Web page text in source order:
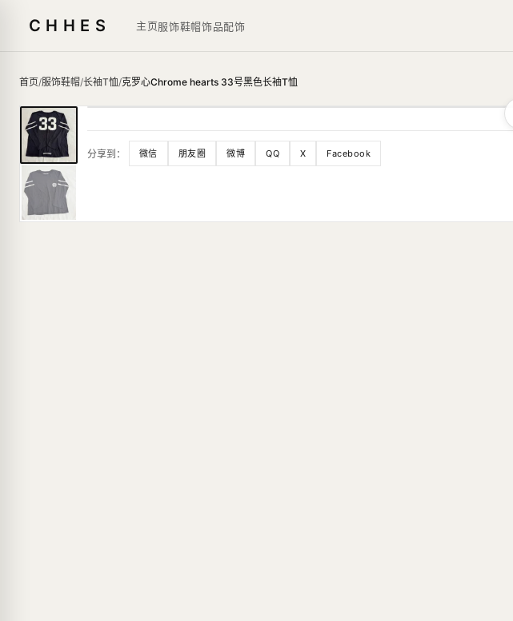
CHHES 主页服饰鞋帽饰品配饰
首页/服饰鞋帽/长袖T恤/克罗心Chrome hearts 33号黑色长袖T恤
分享到： 微信 朋友圈 微博 QQ X Facebook